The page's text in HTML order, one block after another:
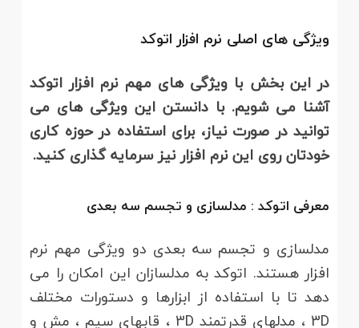
ویژگی های اصلی نرم افزار اتوکد
در این بخش با ویژگی های مهم نرم افزار اتوکد
آشنا می شویم. با دانستن این ویژگی های می
توانید در صورت نیاز، برای استفاده در حوزه کاری
خودتان روی این نرم افزار نیز سرمایه گذاری کنید.
معرفی اتوکد : مدلسازی و تجسم سه بعدی
مدلسازی و تجسم سه بعدی دو ویژگی مهم نرم
افزار هستند. اتوکد به مدلسازان این امکان را می
دهد تا با استفاده از ابزارها و دستورات مختلف
3D ، مدلهای قدرتمند 3D ، قابهای سیم ، مش و